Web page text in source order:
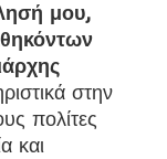
μου,
στην
πολίτες
και